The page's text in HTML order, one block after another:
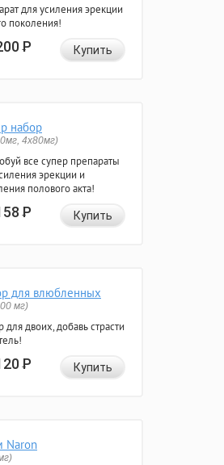
для усиления эрекции
поколения!
Р Купить
набор
4х80мг)
все супер препараты
эрекции и
полового акта!
Р Купить
для влюбленных
мг)
для двоих, добавь страсти
Р Купить
Naron